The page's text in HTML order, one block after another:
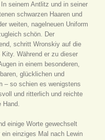
seinem Antlitz und in seiner
schwarzen Haaren und
weiten, nagelneuen Uniform
schön. Der
schritt Wronskiy auf die
Während er zu dieser
in einem besonderen,
glücklichen und
– so schien es wenigstens
und ritterlich und reichte
Hand.
einige Worte gewechselt
einziges Mal nach Lewin